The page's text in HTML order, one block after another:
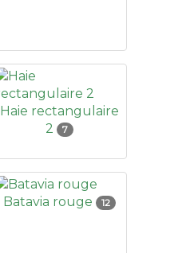
Haie rectangulaire
2
7
Batavia rouge 12